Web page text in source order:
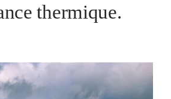
thermique.